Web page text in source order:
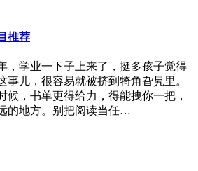
推荐
，学业一下子上来了，挺多孩子觉得
事儿，很容易就被挤到犄角旮旯里。
候，书单更得给力，得能拽你一把，
的地方。别把阅读当任…